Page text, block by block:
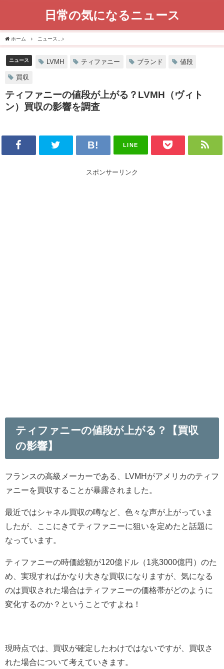
日常の気になるニュース
ホーム ニュース
ニュース LVMH ティファニー ブランド 値段
買収
ティファニーの値段が上がる？LVMH（ヴィト
ン）買収の影響を調査
LINE
スポンサーリンク
ティファニーの値段が上がる？【買収
の影響】
フランスの高級メーカーである、LVMHがアメリカのティフ
ァニーを買収することが暴露されました。
最近ではシャネル買収の噂など、色々な声が上がっていま
したが、ここにきてティファニーに狙いを定めたと話題に
なっています。
ティファニーの時価総額が120億ドル（1兆3000億円）のた
め、実現すればかなり大きな買収になりますが、気になる
のは買収された場合はティファニーの価格帯がどのように
変化するのか？ということですよね！
現時点では、買収が確定したわけではないですが、買収さ
れた場合について考えていきます。